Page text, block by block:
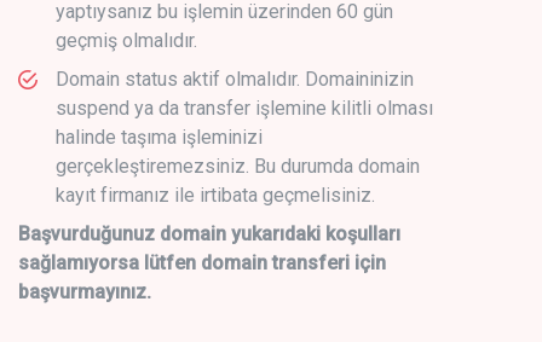
yaptıysanız bu işlemin üzerinden 60 gün
geçmiş olmalıdır.
Domain status aktif olmalıdır. Domaininizin
suspend ya da transfer işlemine kilitli olması
halinde taşıma işleminizi
gerçekleştiremezsiniz. Bu durumda domain
kayıt firmanız ile irtibata geçmelisiniz.
Başvurduğunuz domain yukarıdaki koşulları
sağlamıyorsa lütfen domain transferi için
başvurmayınız.